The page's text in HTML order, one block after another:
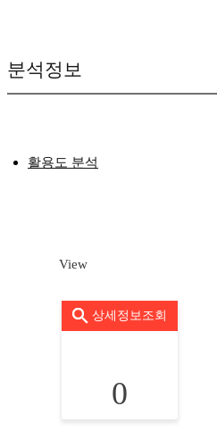
분석정보
활용도 분석
View
상세정보조회
0